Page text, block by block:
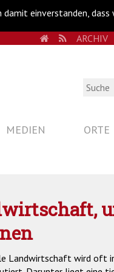
einverstanden, dass
HOMERSSARCHIV
Suche
MEDIEN ORTE
Landwirtschaft wird oft